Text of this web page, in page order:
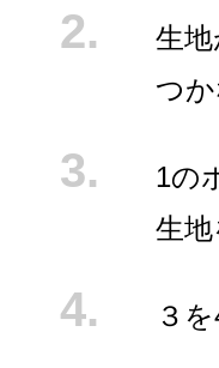
生
つ
1の
生地
３